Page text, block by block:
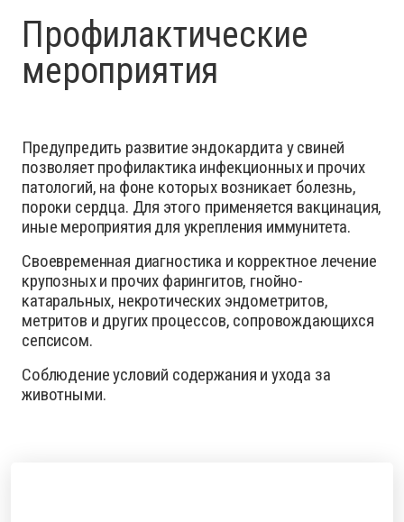
Профилактические
мероприятия
Предупредить развитие эндокардита у свиней
позволяет профилактика инфекционных и прочих
патологий, на фоне которых возникает болезнь,
пороки сердца. Для этого применяется вакцинация,
иные мероприятия для укрепления иммунитета.
Своевременная диагностика и корректное лечение
крупозных и прочих фарингитов, гнойно-
катаральных, некротических эндометритов,
метритов и других процессов, сопровождающихся
сепсисом.
Соблюдение условий содержания и ухода за
животными.